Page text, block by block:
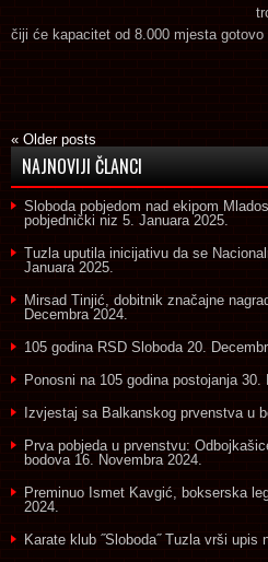
čiji će kapacitet od 8.000 mjesta gotovo
« Older posts
NAJNOVIJI ČLANCI
Sloboda pobjedom nad ekipom
pobjednički niz 5. Januara 2025.
Tuzla uputila inicijativu da se
Januara 2025.
Mirsad Tinjić, dobitnik značajne
Decembra 2024.
105 godina RSD Sloboda 20.
Ponosni na 105 godina postojanja 30.
Izvjestaj sa Balkanskog prvenstva u
Prva pobjeda u prvenstvu:
bodova 16. Novembra 2024.
Preminuo Ismet Kavgić, bokserska
2024.
Karate klub ˝Sloboda˝ Tuzla vrši upis